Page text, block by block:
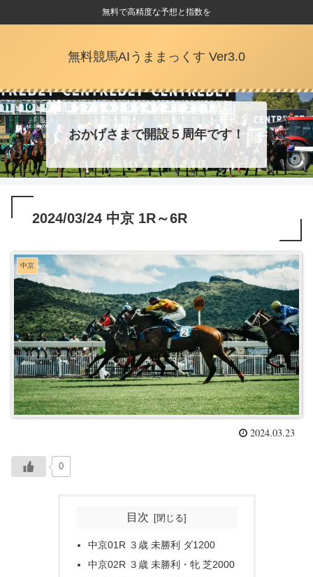
無料で高精度な予想と指数を
無料競馬AIうままっくす Ver3.0
おかげさまで開設５周年です！
2024/03/24 中京 1R～6R
中京
2024.03.23
0
目次
中京01R ３歳 未勝利 ダ1200
中京02R ３歳 未勝利・牝 芝2000